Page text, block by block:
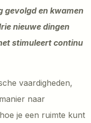
gevolgd en kwamen
nieuwe dingen
stimuleert continu
vaardigheden,
naar
je een ruimte kunt